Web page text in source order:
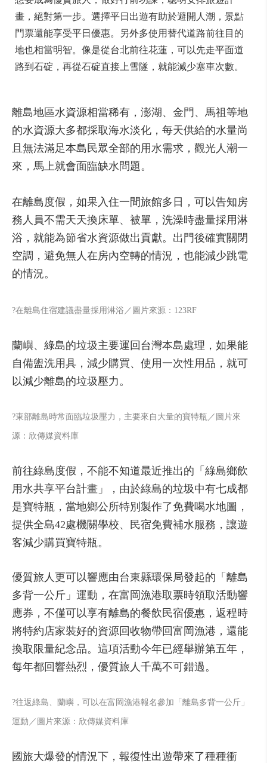
畫，絕對第一步。選擇平日出遊有助於避開人潮，景點
門票還能享受平日優惠。另外多使用替代道路前往目的
地也相當明智。像是從台北前往花蓮，可以先走平面道
路到石碇，再從石碇直接上雪隧，就能減少塞車次數。
離島地區水資源相當稀有，澎湖、金門、馬祖等地
的水資源大多都採取海水淡化，每天供給的水量尚
且無法滿足本島民眾全部的用水需求，觀光人潮一
來，馬上就會面臨缺水問題。
在離島度假，如果入住一間旅館多日，可以告知房
務人員不需天天換床單、被單，洗澡時盡量採用淋
浴，就能為節省水資源做出貢獻。出門後確實關閉
空調，避免無人在房內空轉的情況，也能減少跳電
的情況。
?在離島住宿建議盡量採用淋浴／圖片來源：123RF
蘭嶼、綠島的垃圾主要運回台灣本島處理，如果能
自備盥洗用具，減少購買、使用一次性用品，就可
以減少離島的垃圾壓力。
?東部離島時常面臨垃圾壓力，主要來自大量的寶特瓶／圖片來
源：欣傳媒資料庫
前往綠島度假，不能不知道最近推出的「綠島鄉飲
用水共享平台計畫」，由於綠島的垃圾中有七成都
是寶特瓶，當地鄉公所特別製作了免費喝水地圖，
提供全島42處機關學校、民宿免費補水服務，讓遊
客減少購買寶特瓶。
優質旅人更可以響應由台東縣環保局發起的「離島
多背一公斤」運動，在富岡漁港取票時領取活動響
應券，不僅可以享有離島的餐飲民宿優惠，返程時
將特約店家裝好的資源回收物帶回富岡漁港，還能
換取限量紀念品。這項活動今年已經舉辦第五年，
每年都回響熱烈，優質旅人千萬不可錯過。
?往返綠島、蘭嶼，可以在富岡漁港報名參加「離島多背一公斤」
運動／圖片來源：欣傳媒資料庫
國旅大爆發的情況下，報復性出遊帶來了種種衝